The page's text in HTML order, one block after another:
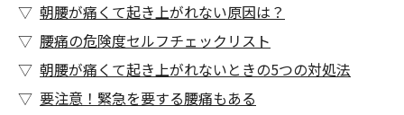
朝腰が痛くて起き上がれない原因は？
腰痛の危険度セルフチェックリスト
朝腰が痛くて起き上がれないときの5つの対処法
要注意！緊急を要する腰痛もある